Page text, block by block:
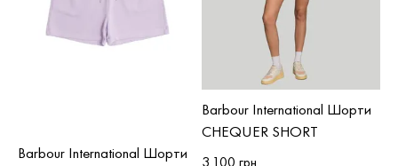
Barbour International Шорти
Barbour International Шорти
CHEQUER SHORT
3.100 грн